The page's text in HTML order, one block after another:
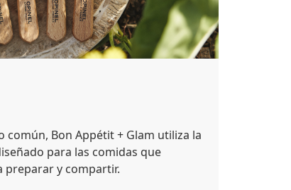
común, Bon Appétit + Glam utiliza la
para las comidas que
preparar y compartir.